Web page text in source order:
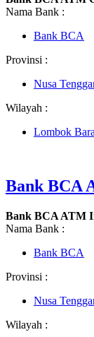
Nama Bank :
Bank BCA
Provinsi :
Nusa
Wilayah :
Lombok
Bank BCA
Bank BCA ATM
Nama Bank :
Bank BCA
Provinsi :
Nusa
Wilayah :